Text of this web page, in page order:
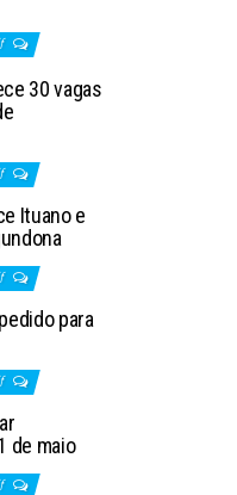
30 vagas
Ituano e
para
de maio